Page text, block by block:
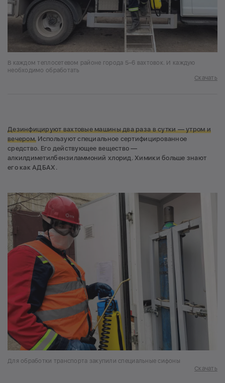
В каждом теплосетевом районе города 5–6 вахтовок. И каждую
необходимо обработать
Скачать
Дезинфицируют вахтовые машины два раза в сутки — утром и
вечером. Используют специальное сертифицированное
средство. Его действующее вещество —
алкилдиметилбензиламмоний хлорид. Химики больше знают
его как АДБАХ.
Для обработки транспорта закупили специальные сифоны
Скачать